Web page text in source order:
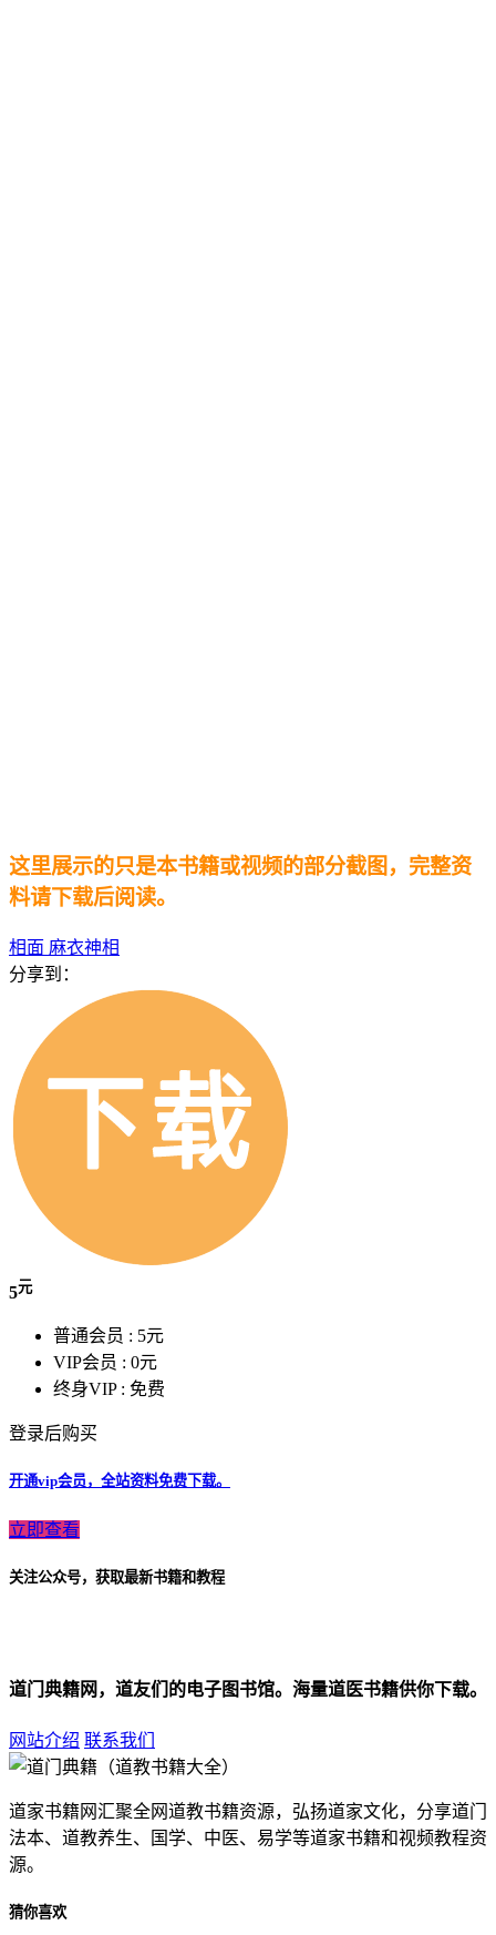
这里展示的只是本书籍或视频的部分截图，完整资
料请下载后阅读。
相面 麻衣神相
分享到：
5元
普通会员 : 5元
VIP会员 : 0元
终身VIP : 免费
登录后购买
开通vip会员，全站资料免费下载。
立即查看
关注公众号，获取最新书籍和教程
道门典籍网，道友们的电子图书馆。海量道医书籍供你下载。
网站介绍 联系我们
道家书籍网汇聚全网道教书籍资源，弘扬道家文化，分享道门
法本、道教养生、国学、中医、易学等道家书籍和视频教程资
源。
猜你喜欢